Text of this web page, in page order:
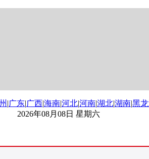
|广东|广西|海南|河北|河南|湖北|湖南|黑
2026年08月08日 星期六